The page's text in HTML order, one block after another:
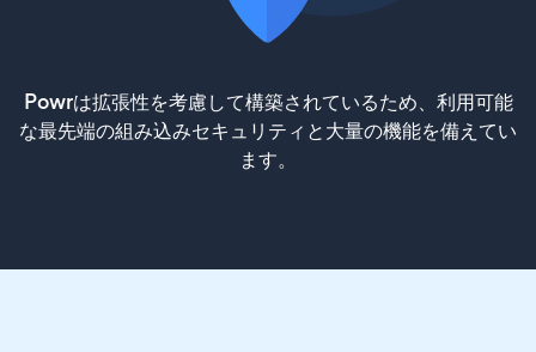
Powrは拡張性を考慮して構築されているため、利用可能
な最先端の組み込みセキュリティと大量の機能を備えてい
ます。